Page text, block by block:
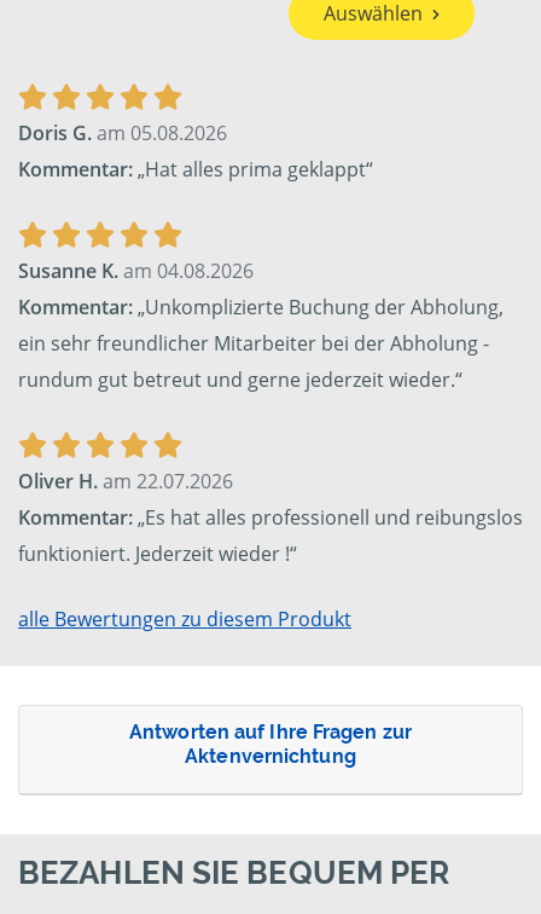
Auswählen
Doris G.am 05.08.2026
Kommentar:„Hat alles prima geklappt“
Susanne K.am 04.08.2026
Kommentar:„Unkomplizierte Buchung der Abholung,
ein sehr freundlicher Mitarbeiter bei der Abholung -
rundum gut betreut und gerne jederzeit wieder.“
Oliver H.am 22.07.2026
Kommentar:„Es hat alles professionell und reibungslos
funktioniert. Jederzeit wieder !“
alle Bewertungen zu diesem Produkt
Antworten auf Ihre Fragen zur
Aktenvernichtung
BEZAHLEN SIE BEQUEM PER